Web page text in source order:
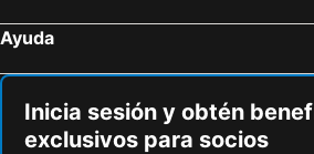
Ayuda
Inicia sesión y obtén
exclusivos para socios